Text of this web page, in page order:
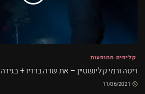
קליפים מהופעות
ריטה ורמי קלינשטיין – את שרה ברדיו + בגידה